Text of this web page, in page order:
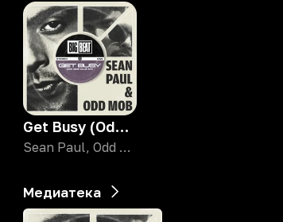
Get Busy (Odd Mob Club Mix)
Sean Paul, Odd Mob
Медиатека